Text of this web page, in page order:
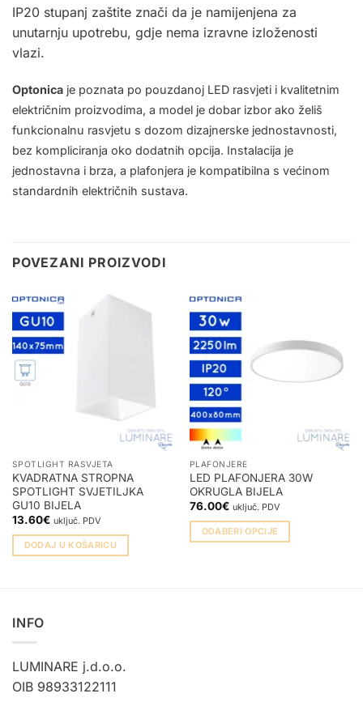
IP20 stupanj zaštite znači da je namijenjena za
unutarnju upotrebu, gdje nema izravne izloženosti
vlazi.
Optonica je poznata po pouzdanoj LED rasvjeti i kvalitetnim
električnim proizvodima, a model je dobar izbor ako želiš
funkcionalnu rasvjetu s dozom dizajnerske jednostavnosti,
bez kompliciranja oko dodatnih opcija. Instalacija je
jednostavna i brza, a plafonjera je kompatibilna s većinom
standardnih električnih sustava.
POVEZANI PROIZVODI
SPOTLIGHT RASVJETA
KVADRATNA STROPNA
SPOTLIGHT SVJETILJKA
GU10 BIJELA
13.60€ uključ. PDV
DODAJ U KOŠARICU
PLAFONJERE
LED PLAFONJERA 30W
OKRUGLA BIJELA
76.00€ uključ. PDV
ODABERI OPCIJE
INFO
LUMINARE j.d.o.o.
OIB 98933122111